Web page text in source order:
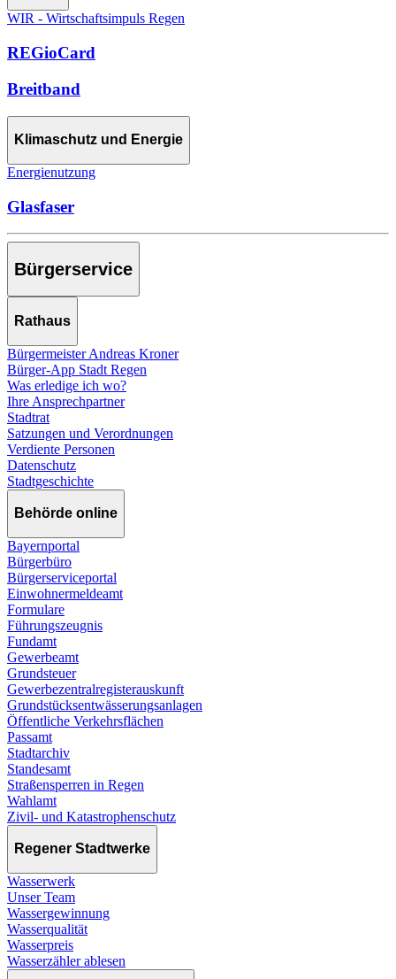
WIR - Wirtschaftsimpuls Regen
REGioCard
Breitband
Klimaschutz und Energie
Energienutzung
Glasfaser
Bürgerservice
Rathaus
Bürgermeister Andreas Kroner
Bürger-App Stadt Regen
Was erledige ich wo?
Ihre Ansprechpartner
Stadtrat
Satzungen und Verordnungen
Verdiente Personen
Datenschutz
Stadtgeschichte
Behörde online
Bayernportal
Bürgerbüro
Bürgerserviceportal
Einwohnermeldeamt
Formulare
Führungszeugnis
Fundamt
Gewerbeamt
Grundsteuer
Gewerbezentralregisterauskunft
Grundstücksentwässerungsanlagen
Öffentliche Verkehrsflächen
Passamt
Stadtarchiv
Standesamt
Straßensperren in Regen
Wahlamt
Zivil- und Katastrophenschutz
Regener Stadtwerke
Wasserwerk
Unser Team
Wassergewinnung
Wasserqualität
Wasserpreis
Wasserzähler ablesen